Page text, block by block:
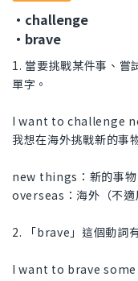
・challenge
・brave
1. 當要挑戰某件事、
單字。
I want to challenge
我想在海外挑戰新的事
new things：新的事物
overseas：海外（不適
2. 「brave」這個動詞
I want to brave